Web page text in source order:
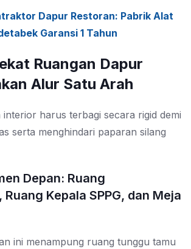
Dapur Restoran: Pabrik Alat
Garansi 1 Tahun
Ruangan Dapur
Alur Satu Arah
interior harus terbagi secara rigid demi
serta menghindari paparan silang
Depan: Ruang
Kepala SPPG, dan Meja
ini menampung ruang tunggu tamu